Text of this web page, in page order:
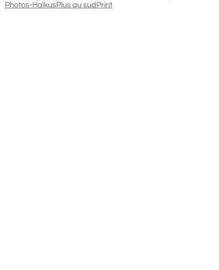
Photos-HaïkusPlus au sudPrint